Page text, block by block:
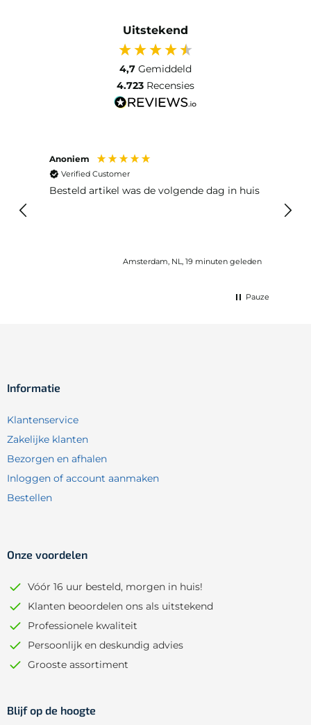
Uitstekend
4,7 Gemiddeld
4.723 Recensies
Anoniem
Verified Customer
Besteld artikel was de volgende dag in huis
Amsterdam, NL, 19 minuten geleden
Pauze
Informatie
Klantenservice
Zakelijke klanten
Bezorgen en afhalen
Inloggen of account aanmaken
Bestellen
Onze voordelen
Vóór 16 uur besteld, morgen in huis!
Klanten beoordelen ons als uitstekend
Professionele kwaliteit
Persoonlijk en deskundig advies
Grooste assortiment
Blijf op de hoogte